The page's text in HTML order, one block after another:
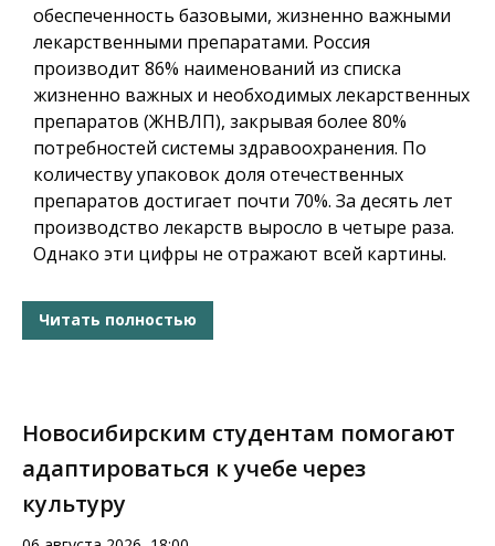
обеспеченность базовыми, жизненно важными
лекарственными препаратами. Россия
производит 86% наименований из списка
жизненно важных и необходимых лекарственных
препаратов (ЖНВЛП), закрывая более 80%
потребностей системы здравоохранения. По
количеству упаковок доля отечественных
препаратов достигает почти 70%. За десять лет
производство лекарств выросло в четыре раза.
Однако эти цифры не отражают всей картины.
Читать полностью
Новосибирским студентам помогают
адаптироваться к учебе через
культуру